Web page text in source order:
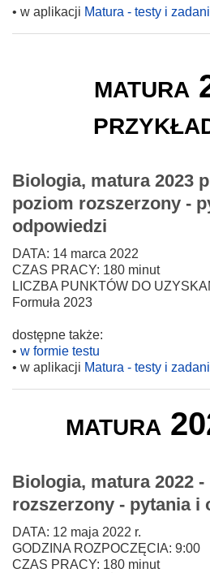
• w aplikacji Matura - testy i
matura
Biologia, matura 2023
poziom rozszerzony -
odpowiedzi
DATA: 14 marca 2022
CZAS PRACY: 180 minut
LICZBA PUNKTÓW DO
Formuła 2023
dostępne także:
• w formie testu
• w aplikacji Matura - testy i
matura
Biologia, matura 2022 -
rozszerzony - pytania i
DATA: 12 maja 2022 r.
GODZINA ROZPOCZĘCIA: 9:00
CZAS PRACY: 180 minut